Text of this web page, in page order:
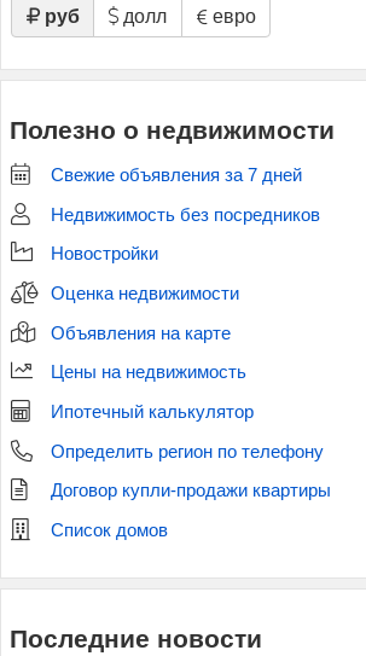
руб долл евро
Полезно о недвижимости
Свежие объявления за 7 дней
Недвижимость без посредников
Новостройки
Оценка недвижимости
Объявления на карте
Цены на недвижимость
Ипотечный калькулятор
Определить регион по телефону
Договор купли-продажи квартиры
Список домов
Последние новости